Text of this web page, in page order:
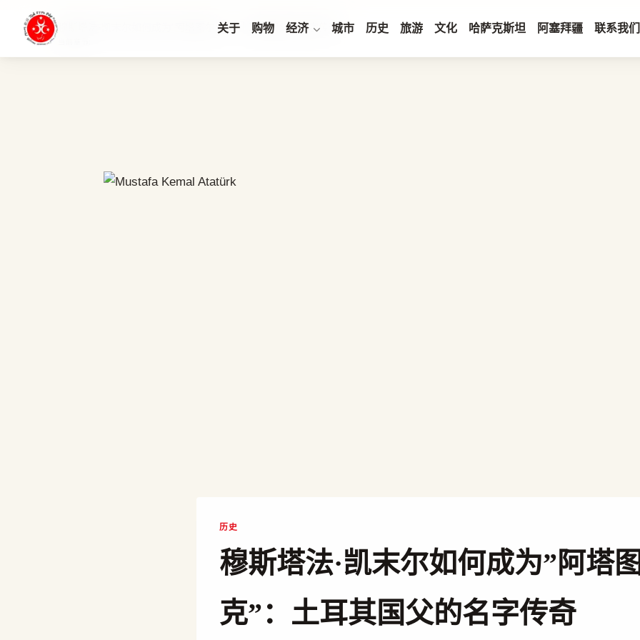
关于 购物 经济 城市 历史 旅游 文化 哈萨克斯坦 阿塞拜疆 联系我们
穆斯塔法·凯末尔如何成为”阿塔图尔克”：土耳其国父的名字传奇
历史
穆斯塔法·凯末尔如何成为”阿塔
克”：土耳其国父的名字传奇